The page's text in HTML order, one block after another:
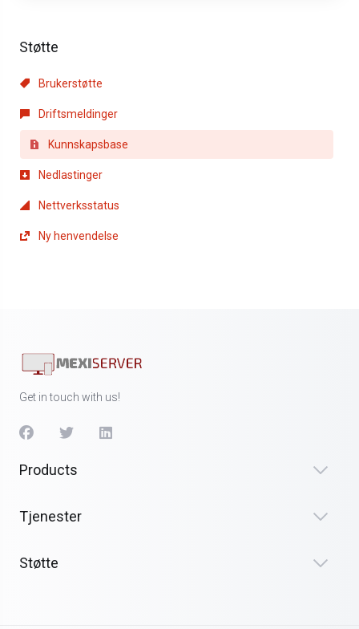
Støtte
Brukerstøtte
Driftsmeldinger
Kunnskapsbase
Nedlastinger
Nettverksstatus
Ny henvendelse
Get in touch with us!
Products
Tjenester
Støtte